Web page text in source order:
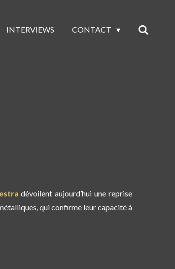
INTERVIEWS CONTACT
dévoilent aujourd’hui unereprise
qui confirme leur capacité à